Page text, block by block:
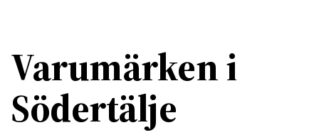
Varumärken i
Södertälje